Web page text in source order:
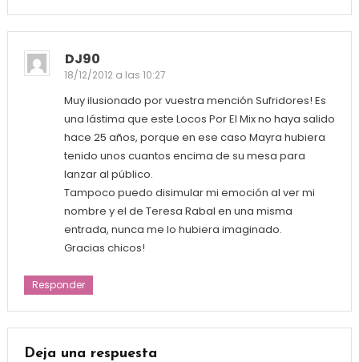
DJ90
18/12/2012 a las 10:27
Muy ilusionado por vuestra mención Sufridores! Es
una lástima que este Locos Por El Mix no haya salido
hace 25 años, porque en ese caso Mayra hubiera
tenido unos cuantos encima de su mesa para
lanzar al público.
Tampoco puedo disimular mi emoción al ver mi
nombre y el de Teresa Rabal en una misma
entrada, nunca me lo hubiera imaginado.
Gracias chicos!
Responder
Deja una respuesta